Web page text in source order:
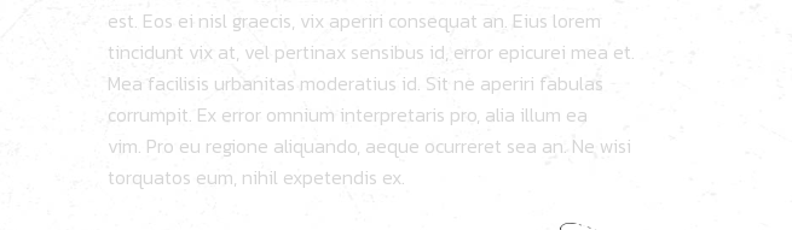
est. Eos ei nisl graecis, vix aperiri consequat an. Eius lorem
tincidunt vix at, vel pertinax sensibus id, error epicurei mea et.
Mea facilisis urbanitas moderatius id. Sit ne aperiri fabulas
corrumpit. Ex error omnium interpretaris pro, alia illum ea
vim. Pro eu regione aliquando, aeque ocurreret sea an. Ne wisi
torquatos eum, nihil expetendis ex.